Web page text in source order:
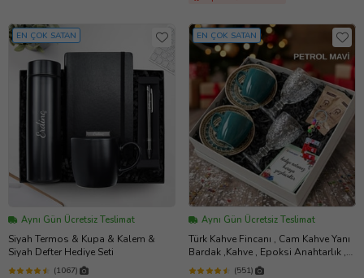
EN ÇOK SATAN
Aynı Gün Ücretsiz Teslimat
Siyah Termos & Kupa & Kalem &
Siyah Defter Hediye Seti
(1067)
EN ÇOK SATAN
Aynı Gün Ücretsiz Teslimat
Türk Kahve Fincanı , Cam Kahve Yanı
Bardak ,Kahve , Epoksi Anahtarlık ,
Kahvesever Hediye Seti AYN34 KŞSL
(551)